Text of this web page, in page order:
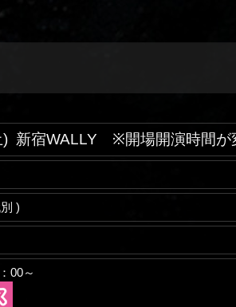
新宿WALLY ※開場開演時間が
)
00～